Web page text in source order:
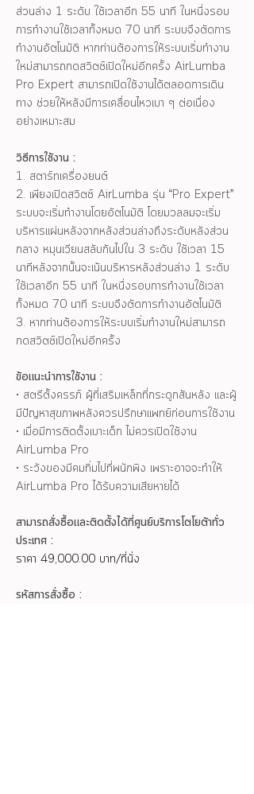
ส่วนล่าง 1 ระดับ ใช้เวลาอีก 55 นาที ในหนึ่งรอบ
การทำงานใช้เวลาทั้งหมด 70 นาที ระบบจึงตัดการ
ทำงานอัตโนมัติ หากท่านต้องการให้ระบบเริ่มทำงาน
ใหม่สามารถกดสวิตช์เปิดใหม่อีกครั้ง AirLumba
Pro Expert สามารถเปิดใช้งานได้ตลอดการเดิน
ทาง ช่วยให้หลังมีการเคลื่อนไหวเบา ๆ ต่อเนื่อง
อย่างเหมาะสม
วิธีการใช้งาน :
1. สตาร์ทเครื่องยนต์
2. เพียงเปิดสวิตช์ AirLumba รุ่น “Pro Expert”
ระบบจะเริ่มทำงานโดยอัตโนมัติ โดยมวลลมจะเริ่ม
บริหารแผ่นหลังจากหลังส่วนล่างถึงระดับหลังส่วน
กลาง หมุนเวียนสลับกันไปใน 3 ระดับ ใช้เวลา 15
นาทีหลังจากนั้นจะเน้นบริหารหลังส่วนล่าง 1 ระดับ
ใช้เวลาอีก 55 นาที ในหนึ่งรอบการทำงานใช้เวลา
ทั้งหมด 70 นาที ระบบจึงตัดการทำงานอัตโนมัติ
3. หากท่านต้องการให้ระบบเริ่มทำงานใหม่สามารถ
กดสวิตช์เปิดใหม่อีกครั้ง
ข้อแนะนำการใช้งาน :
• สตรีตั้งครรภ์ ผู้ที่เสริมเหล็กที่กระดูกสันหลัง และผู้
มีปัญหาสุขภาพหลังควรปรึกษาแพทย์ก่อนการใช้งาน
• เมื่อมีการติดตั้งเบาะเด็ก ไม่ควรเปิดใช้งาน
AirLumba Pro
• ระวังของมีคมทิ่มไปที่พนักพิง เพราะอาจจะทำให้
AirLumba Pro ได้รับความเสียหายได้
สามารถสั่งซื้อและติดตั้งได้ที่ศูนย์บริการโตโยต้าทั่ว
ประเทศ :
ราคา 49,000.00 บาท/ที่นั่ง
รหัสการสั่งซื้อ :